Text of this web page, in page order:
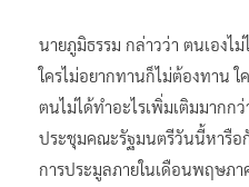
นายภูมิธรรม กล่าวว่า ตนเองไ
ใครไม่อยากทานก็ไม่ต้องทาน
ตนไม่ได้ทำอะไรเพิ่มเติมมากก
ประชุมคณะรัฐมนตรีวันนี้หารือ
การประมูลภายในเดือนพฤษภ